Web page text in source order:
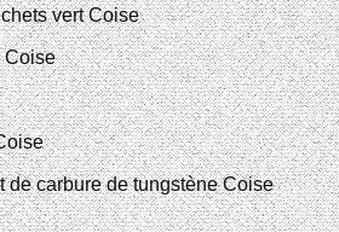
vert Coise
Coise
de carbure de tungstène Coise